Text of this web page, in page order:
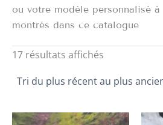
ou votre modèle personnalisé
montrés dans ce catalogue
17 résultats affichés